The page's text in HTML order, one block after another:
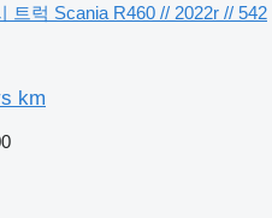
트럭 Scania R460 // 2022r // 542
km